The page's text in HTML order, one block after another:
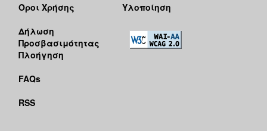
Όροι Χρήσης
Δήλωση
Προσβασιμότητας
Πλοήγηση
FAQs
RSS
Υλοποίηση